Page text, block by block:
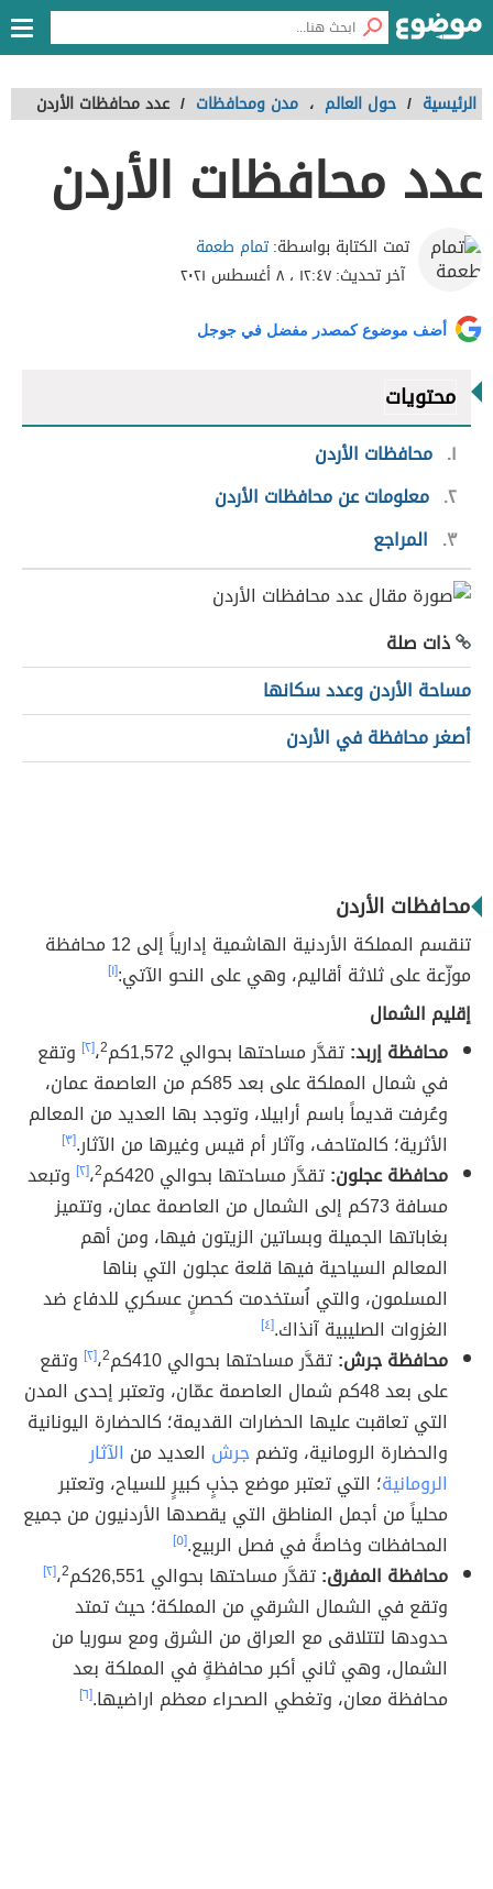
الرئيسية / حول العالم ، مدن ومحافظات / عدد محافظات الأردن
عدد محافظات الأردن
تمت الكتابة بواسطة:تمام طعمة
آخر تحديث:١٢:٤٧ ، ٨ أغسطس ٢٠٢١
أضف موضوع كمصدر مفضل في جوجل
محتويات
١ محافظات الأردن
٢ معلومات عن محافظات الأردن
٣
المراجع
ذات صلة
مساحة الأردن وعدد سكانها
أصغر محافظة في الأردن
محافظات الأردن
تنقسم المملكة الأردنية الهاشمية إدارياً إلى 12 محافظة
موزّعة على ثلاثة أقاليم، وهي على النحو الآتي:[١]
إقليم الشمال
محافظة إربد:تقدَّر مساحتها بحوالي 1,572كم 2،[٢] وتقع
في شمال المملكة على بعد 85كم من العاصمة عمان،
وعُرفت قديماً باسم أرابيلا، وتوجد بها العديد من المعالم
الأثرية؛ كالمتاحف، وآثار أم قيس وغيرها من الآثار.[٣]
محافظة عجلون:تقدَّر مساحتها بحوالي 420كم 2،[٢] وتبعد
مسافة 73كم إلى الشمال من العاصمة عمان، وتتميز
بغاباتها الجميلة وبساتين الزيتون فيها، ومن أهم
المعالم السياحية فيها قلعة عجلون التي بناها
المسلمون، والتي اُستخدمت كحصنٍ عسكري للدفاع ضد
الغزوات الصليبية آنذاك.[٤]
محافظة جرش:تقدَّر مساحتها بحوالي 410كم 2،[٢] وتقع
على بعد 48كم شمال العاصمة عمّان، وتعتبر إحدى المدن
التي تعاقبت عليها الحضارات القديمة؛ كالحضارة اليونانية
والحضارة الرومانية، وتضمجرش العديد من الآثار
الرومانية؛ التي تعتبر موضع جذبٍ كبيرٍ للسياح، وتعتبر
محلياً من أجمل المناطق التي يقصدها الأردنيون من جميع
المحافظات وخاصةً في فصل الربيع.[٥]
محافظة المفرق:تقدَّر مساحتها بحوالي 26,551كم 2،[٢]
وتقع في الشمال الشرقي من المملكة؛ حيث تمتد
حدودها لتتلاقى مع العراق من الشرق ومع سوريا من
الشمال، وهي ثاني أكبر محافظةٍ في المملكة بعد
محافظة معان، وتغطي الصحراء معظم اراضيها.[٦]